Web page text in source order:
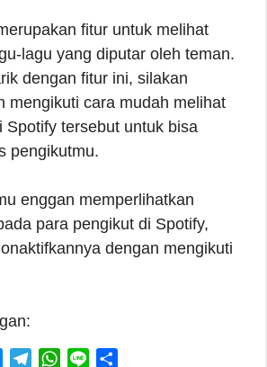
fitur untuk melihat
lagu yang diputar oleh teman.
dengan fitur ini, silakan
mengikuti cara mudah melihat
Spotify tersebut untuk bisa
pengikutmu.
enggan memperlihatkan
para pengikut di Spotify,
dengan mengikuti
M
W